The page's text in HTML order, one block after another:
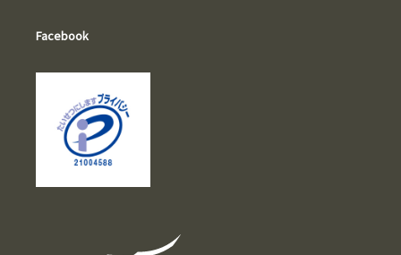
Facebook